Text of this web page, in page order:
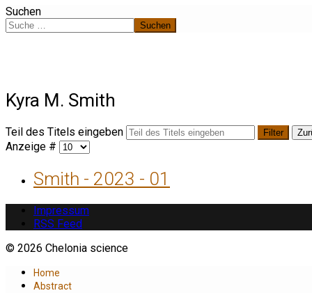
Suchen
Suchen
Kyra M. Smith
Teil des Titels eingeben Filter
Anzeige #
Smith - 2023 - 01
Impressum
RSS Feed
© 2026 Chelonia science
Home
Abstract